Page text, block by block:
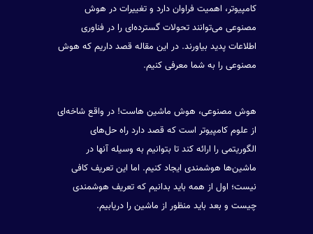
کامپیوتر، اهمیت فراوان دارد و تغییرات در هوش
مصنوعی می‌توانند تحولات گسترده‌ای را در فناوری
اطلاعات پدید بیاورند. در این مقاله قصد داریم که هوش
مصنوعی را به شما معرفی کنیم.
هوش مصنوعی، هوش ماشین هاست! در واقع شاخه‌ای
از علوم کامپیوتر است که قصد دارد راه حل‌های
الگوریتمی را ارائه کند تا بتوانیم به وسیله آنها در
ماشین‌ها هوشمندی ایجاد کنیم. اما این تعریف کافی
نیست؛ اول از همه باید بدانیم که تعریف هوشمندی
چیست و بعد باید منظور از ماشین را دریابیم.